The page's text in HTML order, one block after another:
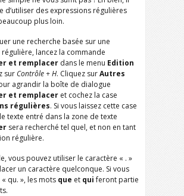
d’utiliser des expressions régulières
plus loin.
une recherche basée sur une
lancez la commande
et remplacer dans le menu Edition
sur Contrôle + H. Cliquez surAutres
agrandir la boîte de dialogue
et remplacer et cochez la case
régulières. Si vous laissez cette case
texte entré dans la zone de texte
sera recherché tel quel, et non en tant
régulière.
vous pouvez utiliser le caractère « . »
un caractère quelconque. Si vous
qu. », les mots que et quiferont partie